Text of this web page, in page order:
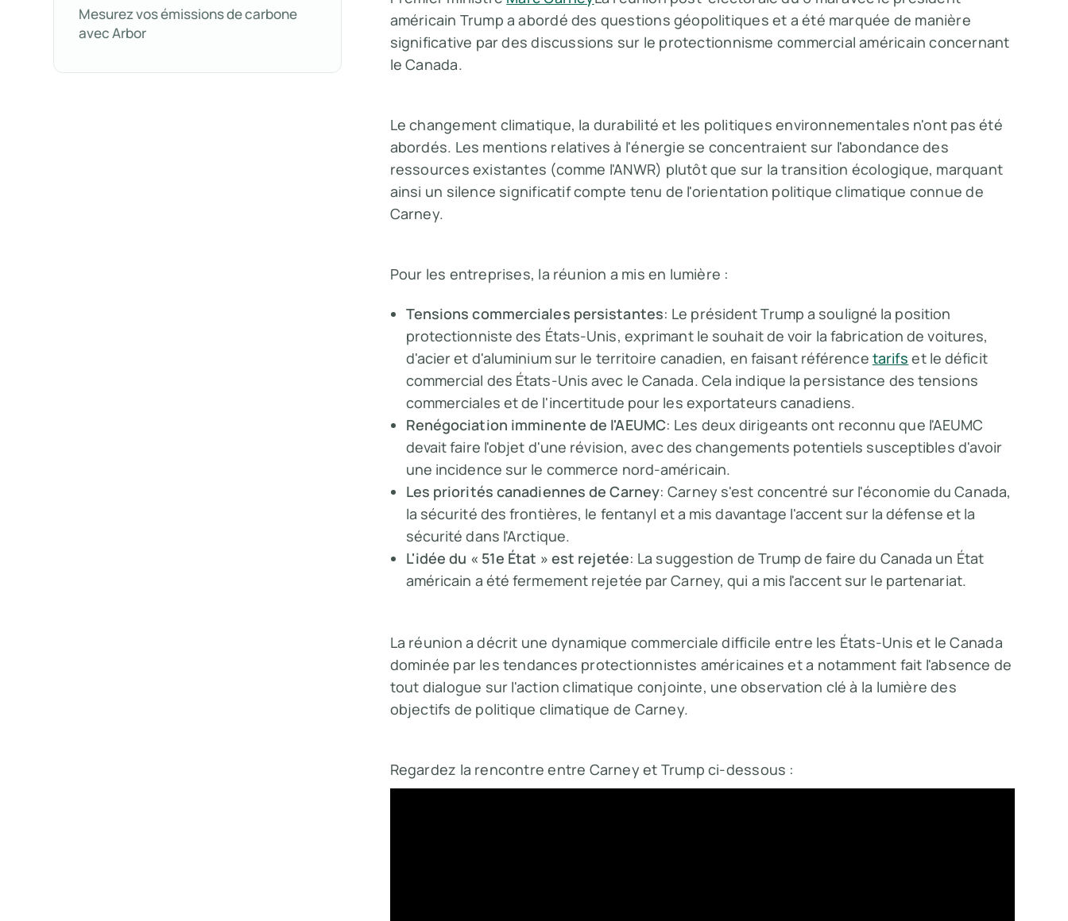
Mesurez vos émissions de carbone
avec Arbor
américain Trump a abordé des questions géopolitiques et a été marquée de manière
significative par des discussions sur le protectionnisme commercial américain concernant
le Canada.
Le changement climatique, la durabilité et les politiques environnementales n'ont pas été
abordés. Les mentions relatives à l'énergie se concentraient sur l'abondance des
ressources existantes (comme l'ANWR) plutôt que sur la transition écologique, marquant
ainsi un silence significatif compte tenu de l'orientation politique climatique connue de
Carney.
Pour les entreprises, la réunion a mis en lumière :
Tensions commerciales persistantes: Le président Trump a souligné la position
protectionniste des États-Unis, exprimant le souhait de voir la fabrication de voitures,
d'acier et d'aluminium sur le territoire canadien, en faisant référence tarifs et le déficit
commercial des États-Unis avec le Canada. Cela indique la persistance des tensions
commerciales et de l'incertitude pour les exportateurs canadiens.
Renégociation imminente de l'AEUMC: Les deux dirigeants ont reconnu que l'AEUMC
devait faire l'objet d'une révision, avec des changements potentiels susceptibles d'avoir
une incidence sur le commerce nord-américain.
Les priorités canadiennes de Carney: Carney s'est concentré sur l'économie du Canada,
la sécurité des frontières, le fentanyl et a mis davantage l'accent sur la défense et la
sécurité dans l'Arctique.
L'idée du « 51e État » est rejetée: La suggestion de Trump de faire du Canada un État
américain a été fermement rejetée par Carney, qui a mis l'accent sur le partenariat.
La réunion a décrit une dynamique commerciale difficile entre les États-Unis et le Canada
dominée par les tendances protectionnistes américaines et a notamment fait l'absence de
tout dialogue sur l'action climatique conjointe, une observation clé à la lumière des
objectifs de politique climatique de Carney.
Regardez la rencontre entre Carney et Trump ci-dessous :